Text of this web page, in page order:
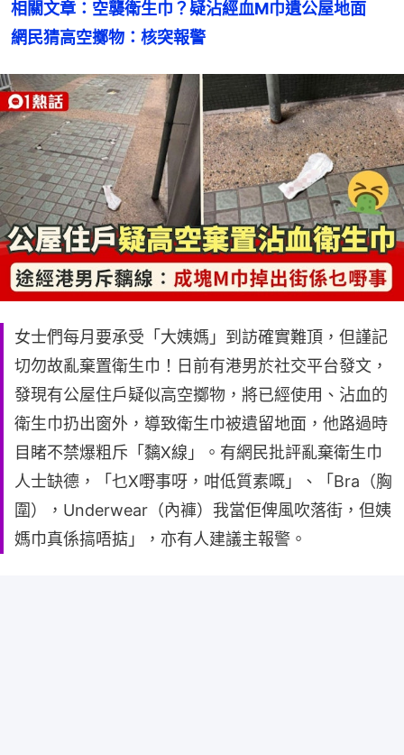
相關文章：空襲衛生巾？疑沾經血M巾遺公屋地面
網民猜高空擲物：核突報警
女士們每月要承受「大姨媽」到訪確實難頂，但謹記
切勿故亂棄置衛生巾！日前有港男於社交平台發文，
發現有公屋住戶疑似高空擲物，將已經使用、沾血的
衛生巾扔出窗外，導致衛生巾被遺留地面，他路過時
目睹不禁爆粗斥「黐X線」。有網民批評亂棄衛生巾
人士缺德，「乜X嘢事呀，咁低質素嘅」、「Bra（胸
圍），Underwear（內褲）我當佢俾風吹落街，但姨
媽巾真係搞唔掂」，亦有人建議主報警。